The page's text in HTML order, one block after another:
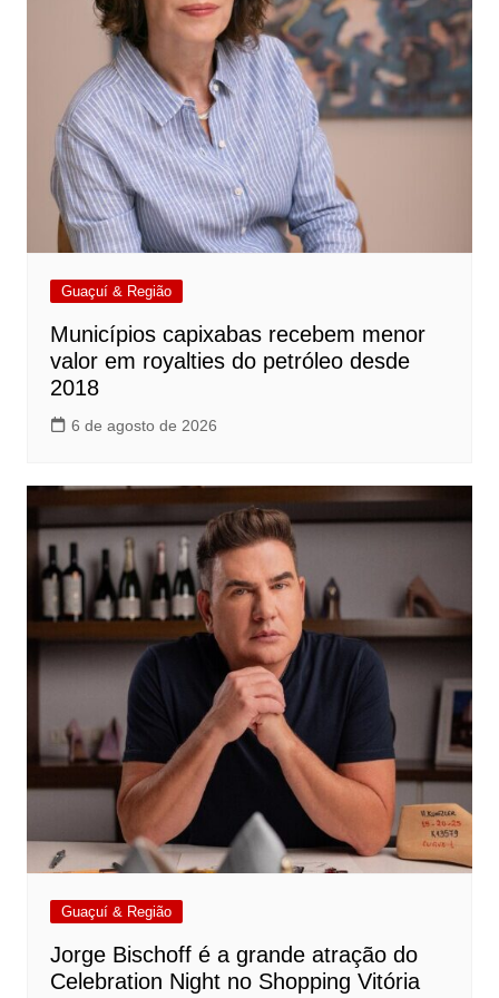
Guaçuí & Região
Municípios capixabas recebem menor
valor em royalties do petróleo desde
2018
6 de agosto de 2026
Guaçuí & Região
Jorge Bischoff é a grande atração do
Celebration Night no Shopping Vitória